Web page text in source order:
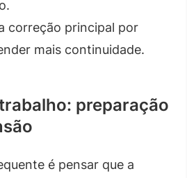
correção principal por
mais continuidade.
preparação
é pensar que a